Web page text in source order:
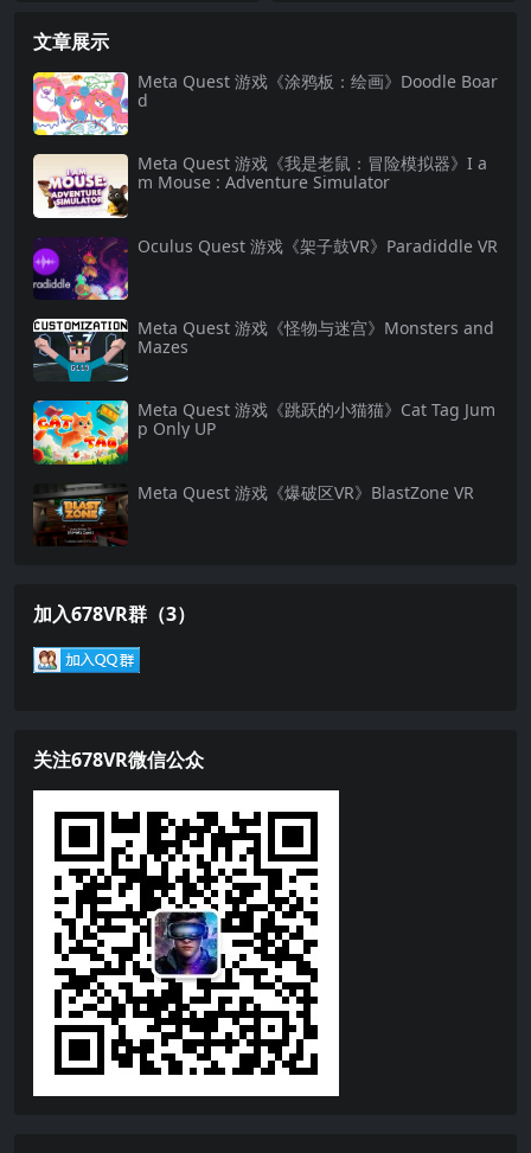
文章展示
Meta Quest 游戏《涂鸦板：绘画》Doodle Boar
d
Meta Quest 游戏《我是老鼠：冒险模拟器》I a
m Mouse : Adventure Simulator
Oculus Quest 游戏《架子鼓VR》Paradiddle VR
Meta Quest 游戏《怪物与迷宫》Monsters and
Mazes
Meta Quest 游戏《跳跃的小猫猫》Cat Tag Jum
p Only UP
Meta Quest 游戏《爆破区VR》BlastZone VR
加入678VR群（3）
关注678VR微信公众